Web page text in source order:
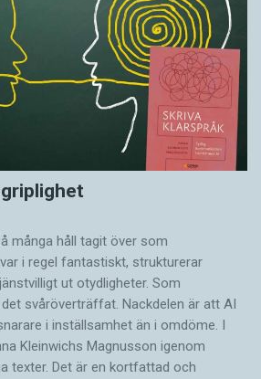
många håll tagit över som
i regel fantastiskt, strukturerar
ut otydligheter. Som
svår­överträffat. Nack­delen är att AI
i inställsamhet än i omdöme. I
Kleinwichs Magnusson igenom
texter. Det är en kortfattad och